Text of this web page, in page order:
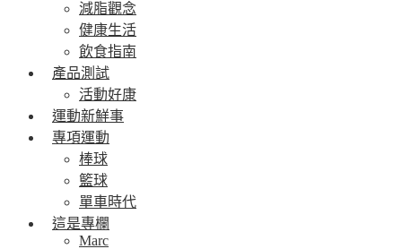
減脂觀念
健康生活
飲食指南
產品測試
活動好康
運動新鮮事
專項運動
棒球
籃球
單車時代
這是專欄
Marc